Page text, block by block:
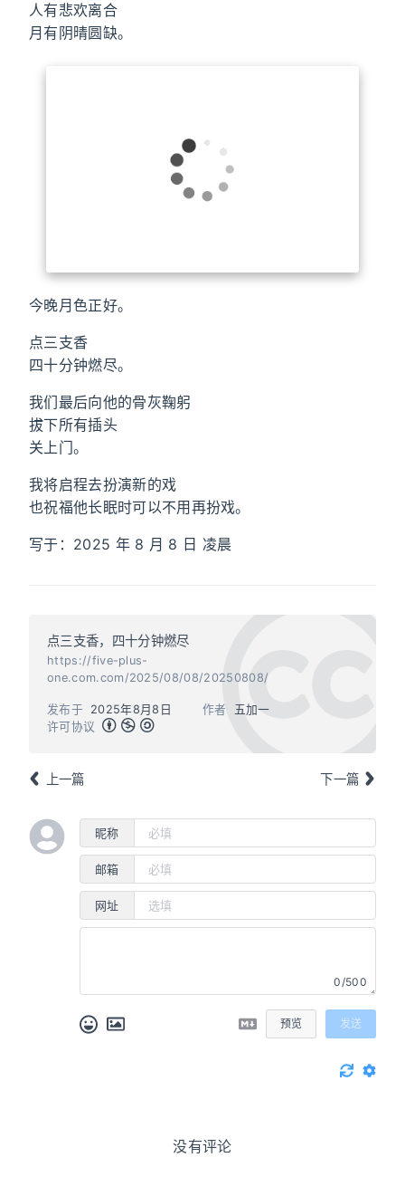
人有悲欢离合
月有阴晴圆缺。
今晚月色正好。
点三支香
四十分钟燃尽。
我们最后向他的骨灰鞠躬
拔下所有插头
关上门。
我将启程去扮演新的戏
也祝福他长眠时可以不用再扮戏。
写于：2025 年 8 月 8 日 凌晨
点三支香，四十分钟燃尽
https://five-plus-
one.com.com/2025/08/08/20250808/
作者 五加一
发布于
2025年8月8日
许可协议
上一篇 下一篇
昵称
邮箱
网址
0/500
预览 发送
没有评论